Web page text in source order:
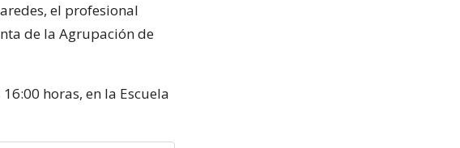
el profesional
de la Agrupación de
horas, en la Escuela